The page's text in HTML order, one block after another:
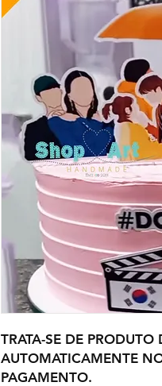
TRATA-SE DE
AUTOMATICAMENTE
PAGAMENTO.